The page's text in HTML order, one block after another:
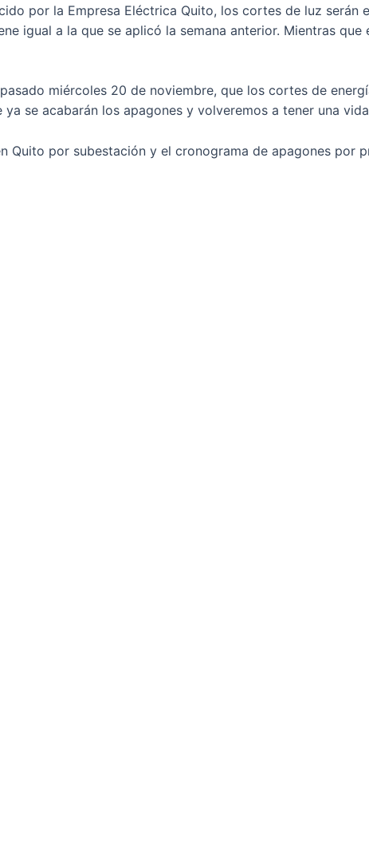
por la Empresa Eléctrica Quito, los cortes de luz serán
igual a la que se aplicó la semana anterior. Mientras
miércoles 20 de noviembre, que los cortes de
se acabarán los apagones y volveremos a tener una
Quito por subestación y el cronograma de apagones por